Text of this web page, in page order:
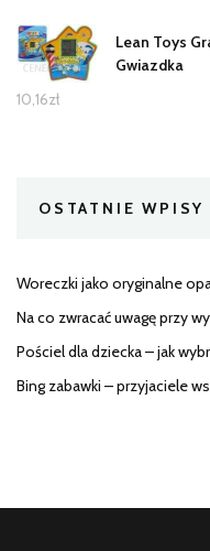
Lean Toys
Gwiazdka
10,16zł
OSTATNIE WPISY
Woreczki jako oryginalne
Na co zwracać uwagę przy
Pościel dla dziecka – jak
Bing zabawki – przyjaciele